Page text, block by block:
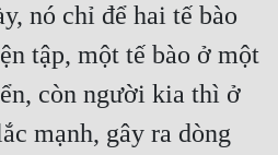
nó chỉ để hai tế bào
tập, một tế bào ở một
còn người kia thì ở
mạnh, gây ra dòng